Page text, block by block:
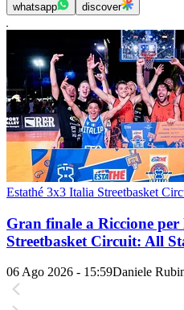
whatsapp discover
Estathé 3x3 Italia Streetbasket
Gran finale a Riccione
Streetbasket Circuit: All
06 Ago 2026 - 15:59Daniele